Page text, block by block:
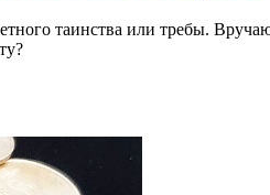
таинства или требы.